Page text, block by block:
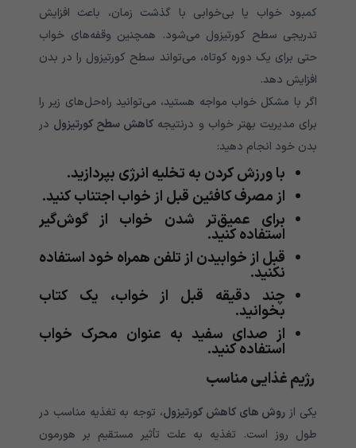
کمبود خواب یا بی‌خوابی با گذشت زمان، باعث افزایش
تدریجی سطح کورتیزول می‌شود. همچنین وقفه‌های خواب
حتی برای یک دوره کوتاه، می‌تواند سطح کورتیزول را در بدن
افزایش دهد.
اگر با مشکل خواب مواجه هستید، می‌توانید راه‌حل‌های زیر را
برای مدیریت بهتر خواب و درنتیجه کاهش سطح کورتیزول در
بدن خود انجام دهید:
با ورزش کردن به تخلیه انرژی بپردازید.
از مصرف کافئین قبل از خواب اجتناب کنید.
برای عمیق‌تر شدن خواب از گوش‌گیر
استفاده کنید.
قبل از خوابیدن از تلفن همراه خود استفاده
نکنید.
چند دقیقه قبل از خواب، یک کتاب
بخوانید.
از صدای سفید به عنوان محرک خواب
استفاده کنید.
رژیم غذایی مناسب
یکی از روش های کاهش کورتیزول، توجه به تغذیه مناسب در
طول روز است. تغذیه به علت تأثیر مستقیم بر هورمون